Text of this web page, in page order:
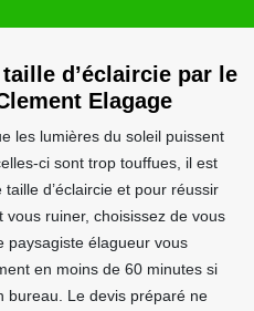
d’éclaircie par le
Elagage
les lumières du soleil puissent
ci sont trop touffues, il est
d’éclaircie et pour réussir
ruiner, choisissez de vous
paysagiste élagueur vous
en moins de 60 minutes si
bureau. Le devis préparé ne